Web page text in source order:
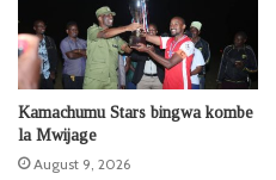
Kamachumu Stars bingwa kombe
la Mwijage
August 9, 2026